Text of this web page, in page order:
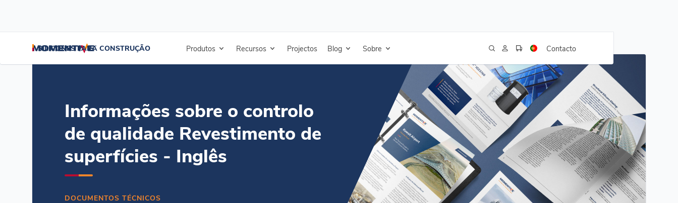
SILICONES PARA CONSTRUÇÃO Produtos Recursos Projectos Blog Sobre Contacto
Início / Centro de Documentos
Informações sobre o controlo
de qualidade Revestimento de
superfícies - Inglês
DOCUMENTOS TÉCNICOS